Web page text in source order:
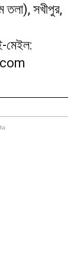
তলা), সখীপুর,
মেইল: